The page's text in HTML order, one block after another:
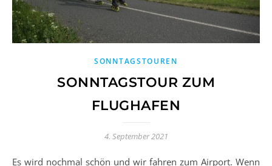
SONNTAGSTOUREN
SONNTAGSTOUR ZUM
FLUGHAFEN
4. September 2021
Es wird nochmal schön und wir fahren zum Airport. Wenn